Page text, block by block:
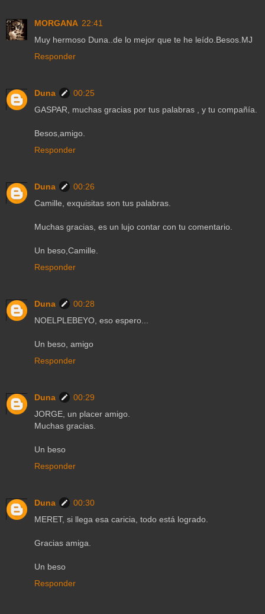
MORGANA 22:41
Muy hermoso Duna..de lo mejor que te he leído.Besos.MJ
Responder
Duna
00:25
GASPAR, muchas gracias por tus palabras , y tu compañía.
Besos,amigo.
Responder
Duna
00:26
Camille, exquisitas son tus palabras.
Muchas gracias, es un lujo contar con tu comentario.
Un beso,Camille.
Responder
Duna
00:28
NOELPLEBEYO, eso espero...
Un beso, amigo
Responder
Duna
00:29
JORGE, un placer amigo.
Muchas gracias.
Un beso
Responder
Duna
00:30
MERET, si llega esa caricia, todo está logrado.
Gracias amiga.
Un beso
Responder